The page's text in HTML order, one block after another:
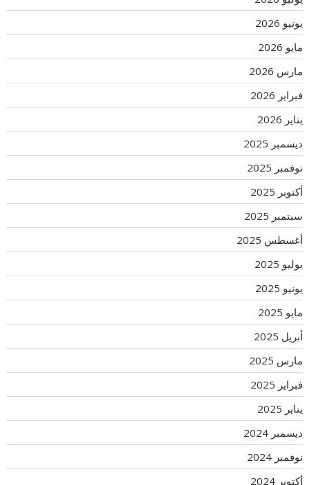
يونيو 2026
مايو 2026
مارس 2026
فبراير 2026
يناير 2026
ديسمبر 2025
نوفمبر 2025
أكتوبر 2025
سبتمبر 2025
أغسطس 2025
يوليو 2025
يونيو 2025
مايو 2025
أبريل 2025
مارس 2025
فبراير 2025
يناير 2025
ديسمبر 2024
نوفمبر 2024
أكتوبر 2024